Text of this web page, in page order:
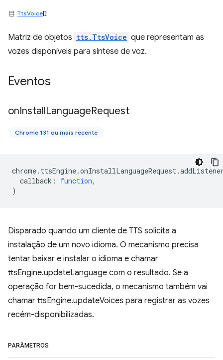
TtsVoice[]
Matriz de objetos tts.TtsVoice que representam as
vozes disponíveis para síntese de voz.
Eventos
onInstallLanguageRequest
Chrome 131 ou mais recente
chrome. ttsEngine.onInstallLanguageRequest.
callback : function,
)
Disparado quando um cliente de TTS solicita a
instalação de um novo idioma. O mecanismo precisa
tentar baixar e instalar o idioma e chamar
ttsEngine.updateLanguage com o resultado. Se a
operação for bem-sucedida, o mecanismo também vai
chamar ttsEngine.updateVoices para registrar as vozes
recém-disponibilizadas.
PARÂMETROS